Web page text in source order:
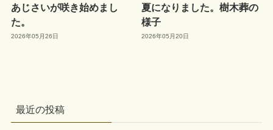
あじさいが咲き始めまし
た。
2026年05月26日
夏になりました。樹木葬の
様子
2026年05月20日
最近の投稿